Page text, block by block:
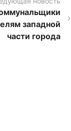
западной
части города